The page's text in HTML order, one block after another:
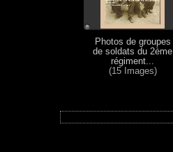
Photos de groupes
de soldats du 2ème
régiment...
(15 Images)